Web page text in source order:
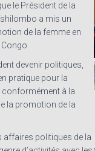
le Président de la
a mis un
de la femme en
devenir politiques,
pratique pour la
conformément à la
la promotion de la
affaires politiques de la